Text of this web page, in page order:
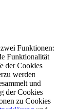
Funktionen:
Funktionalität
der Cookies
werden
und
der Cookies
zu Cookies